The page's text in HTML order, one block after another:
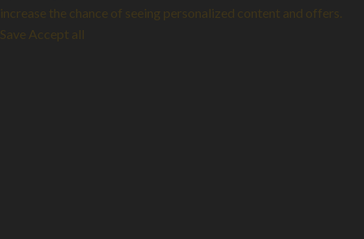
increase the chance of seeing personalized content and offers.
Save Accept all